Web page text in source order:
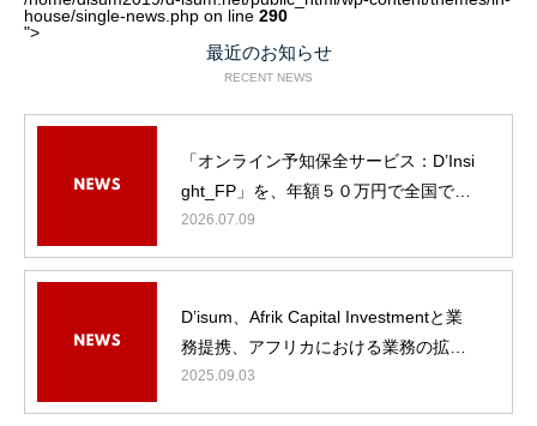
house/single-news.php on line 290
">
最近のお知らせ
RECENT NEWS
「オンライン予知保全サービス：D’Insi
ght_FP」を、年額５０万円で全国で提
供開始（１週間の準備期間で稼働）
2026.07.09
D’isum、Afrik Capital Investmentと業
務提携、アフリカにおける業務の拡大
へ
2025.09.03
SERVICES
NEWS
会社概要